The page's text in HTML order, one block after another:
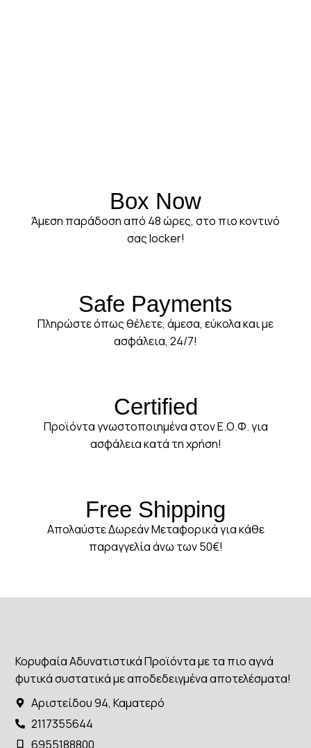
Box Now
Άμεση παράδοση από 48 ώρες, στο πιο κοντινό
σας locker!
Safe Payments
Πληρώστε όπως θέλετε, άμεσα, εύκολα και με
ασφάλεια, 24/7!
Certified
Προϊόντα γνωστοποιημένα στον Ε.Ο.Φ. για
ασφάλεια κατά τη χρήση!
Free Shipping
Απολαύστε Δωρεάν Μεταφορικά για κάθε
παραγγελία άνω των 50€!
Κορυφαία Αδυνατιστικά Προϊόντα με τα πιο αγνά
φυτικά συστατικά με αποδεδειγμένα αποτελέσματα!
Αριστείδου 94, Καματερό
2117355644
6955188800